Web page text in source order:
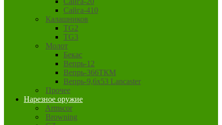
Сайга-410
Калашников
TG2
TG3
Молот
Бекас
Вепрь-12
Вепрь-366ТКМ
Вепрь-9,6х53 Lancaster
Прочее
Нарезное оружие
Armscor
Browning